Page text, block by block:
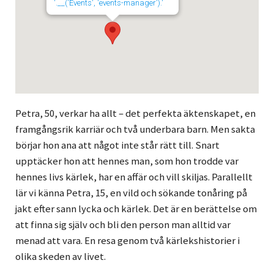
'.__('Events', 'events-manager').'
Petra, 50, verkar ha allt – det perfekta äktenskapet, en
framgångsrik karriär och två underbara barn. Men sakta
börjar hon ana att något inte står rätt till. Snart
upptäcker hon att hennes man, som hon trodde var
hennes livs kärlek, har en affär och vill skiljas. Parallellt
lär vi känna Petra, 15, en vild och sökande tonåring på
jakt efter sann lycka och kärlek. Det är en berättelse om
att finna sig själv och bli den person man alltid var
menad att vara. En resa genom två kärlekshistorier i
olika skeden av livet.